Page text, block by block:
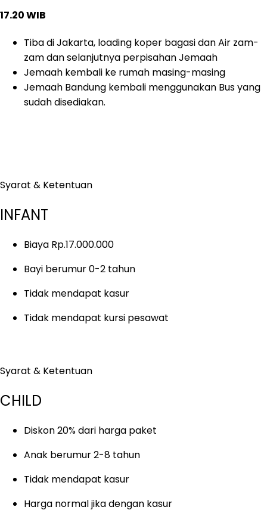
17.20 WIB
Tiba di Jakarta, loading koper bagasi dan Air zam-
zam dan selanjutnya perpisahan Jemaah
Jemaah kembali ke rumah masing-masing
Jemaah Bandung kembali menggunakan Bus yang
sudah disediakan.
Syarat & Ketentuan
INFANT
Biaya Rp.17.000.000
Bayi berumur 0-2 tahun
Tidak mendapat kasur
Tidak mendapat kursi pesawat
Syarat & Ketentuan
CHILD
Diskon 20% dari harga paket
Anak berumur 2-8 tahun
Tidak mendapat kasur
Harga normal jika dengan kasur